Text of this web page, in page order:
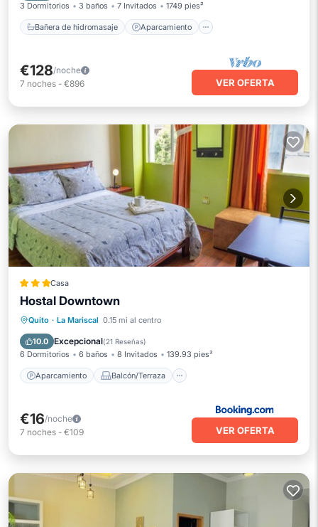
3 Dormitorios 3 baños 7 Invitados 1749 pies²
Bañera de hidromasaje Aparcamiento
€128/noche
7 noches - €896 VER OFERTA
Casa
Hostal Downtown
Quito · La Mariscal 0.15 mi al centro
10.0 Excepcional(21 Reseñas)
6 Dormitorios 6 baños 8 Invitados 139.93 pies²
Aparcamiento Balcón/Terraza
Aparcamiento
Balcón/Terraza
Internet
Se admiten mascotas
€16/noche
7 noches - €109 VER OFERTA